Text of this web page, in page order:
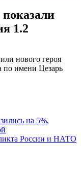
1.2
нового героя
по имени Цезарь
на 5%,
России и НАТО